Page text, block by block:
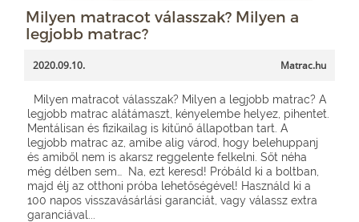
Milyen matracot válasszak? Milyen a
legjobb matrac?
2020.09.10. Matrac.hu
Milyen matracot válasszak? Milyen a legjobb matrac? A
legjobb matrac alátámaszt, kényelembe helyez, pihentet.
Mentálisan és fizikailag is kitűnő állapotban tart. A
legjobb matrac az, amibe alig várod, hogy belehuppanj
és amiből nem is akarsz reggelente felkelni. Sőt néha
még délben sem… Na, ezt keresd! Próbáld ki a boltban,
majd élj az otthoni próba lehetőségével! Használd ki a
100 napos visszavásárlási garanciát, vagy válassz extra
garanciával...